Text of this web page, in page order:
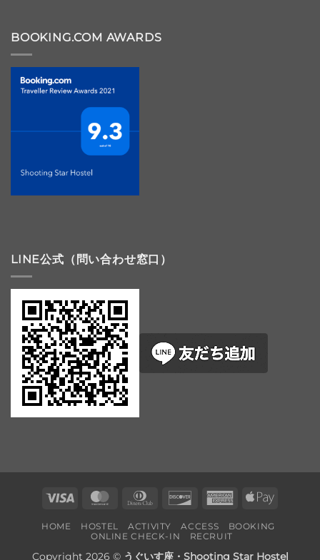
BOOKING.COM AWARDS
LINE公式（問い合わせ窓口）
Visa MasterCardDinners
Discover AmericanApple
HOME HOSTEL ACTIVITY ACCESS
BOOKING
ONLINE CHECK-IN
RECRUIT
Copyright 2026 © うぐいす座・Shooting Star Hostel